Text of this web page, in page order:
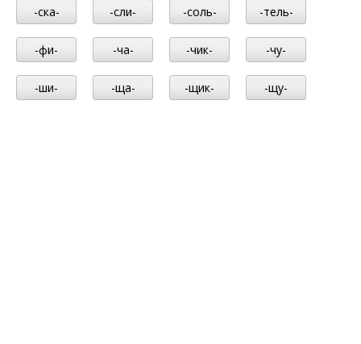
-ска- -сли- -соль- -тель-
-фи- -ча- -чик- -чу-
-ши- -ща- -щик- -щу-